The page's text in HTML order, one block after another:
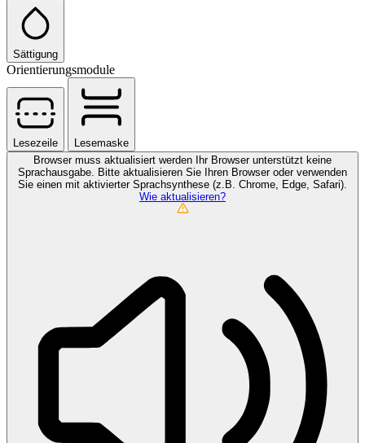
Sättigung
Orientierungsmodule
Lesezeile
Lesemaske
Browser muss aktualisiert werden
Ihr Browser unterstützt keine
Sprachausgabe. Bitte aktualisieren Sie Ihren Browser oder verwenden
Sie einen mit aktivierter Sprachsynthese (z.B. Chrome, Edge, Safari).
Wie aktualisieren?